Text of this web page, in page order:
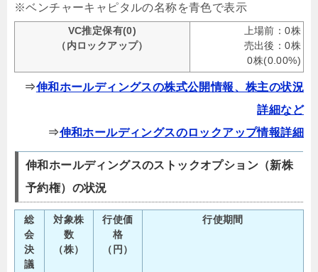
※ベンチャーキャピタルの名称を青色で表示
VC推定保有(0)
（内ロックアップ）
上場前：0株
売出後：0株
0株(0.00%)
⇒伸和ホールディングスの株式公開情報、株主の状況
詳細など
⇒伸和ホールディングスのロックアップ情報詳細
伸和ホールディングスのストックオプション（新株
予約権）の状況
総
会
決
議
対象株
数
（株）
行使価
格
（円）
行使期間